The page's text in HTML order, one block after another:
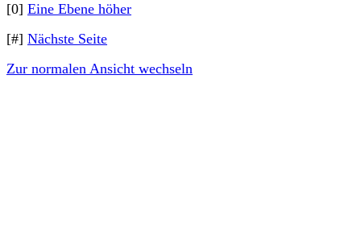
[0] Eine Ebene höher
[#] Nächste Seite
Zur normalen Ansicht wechseln